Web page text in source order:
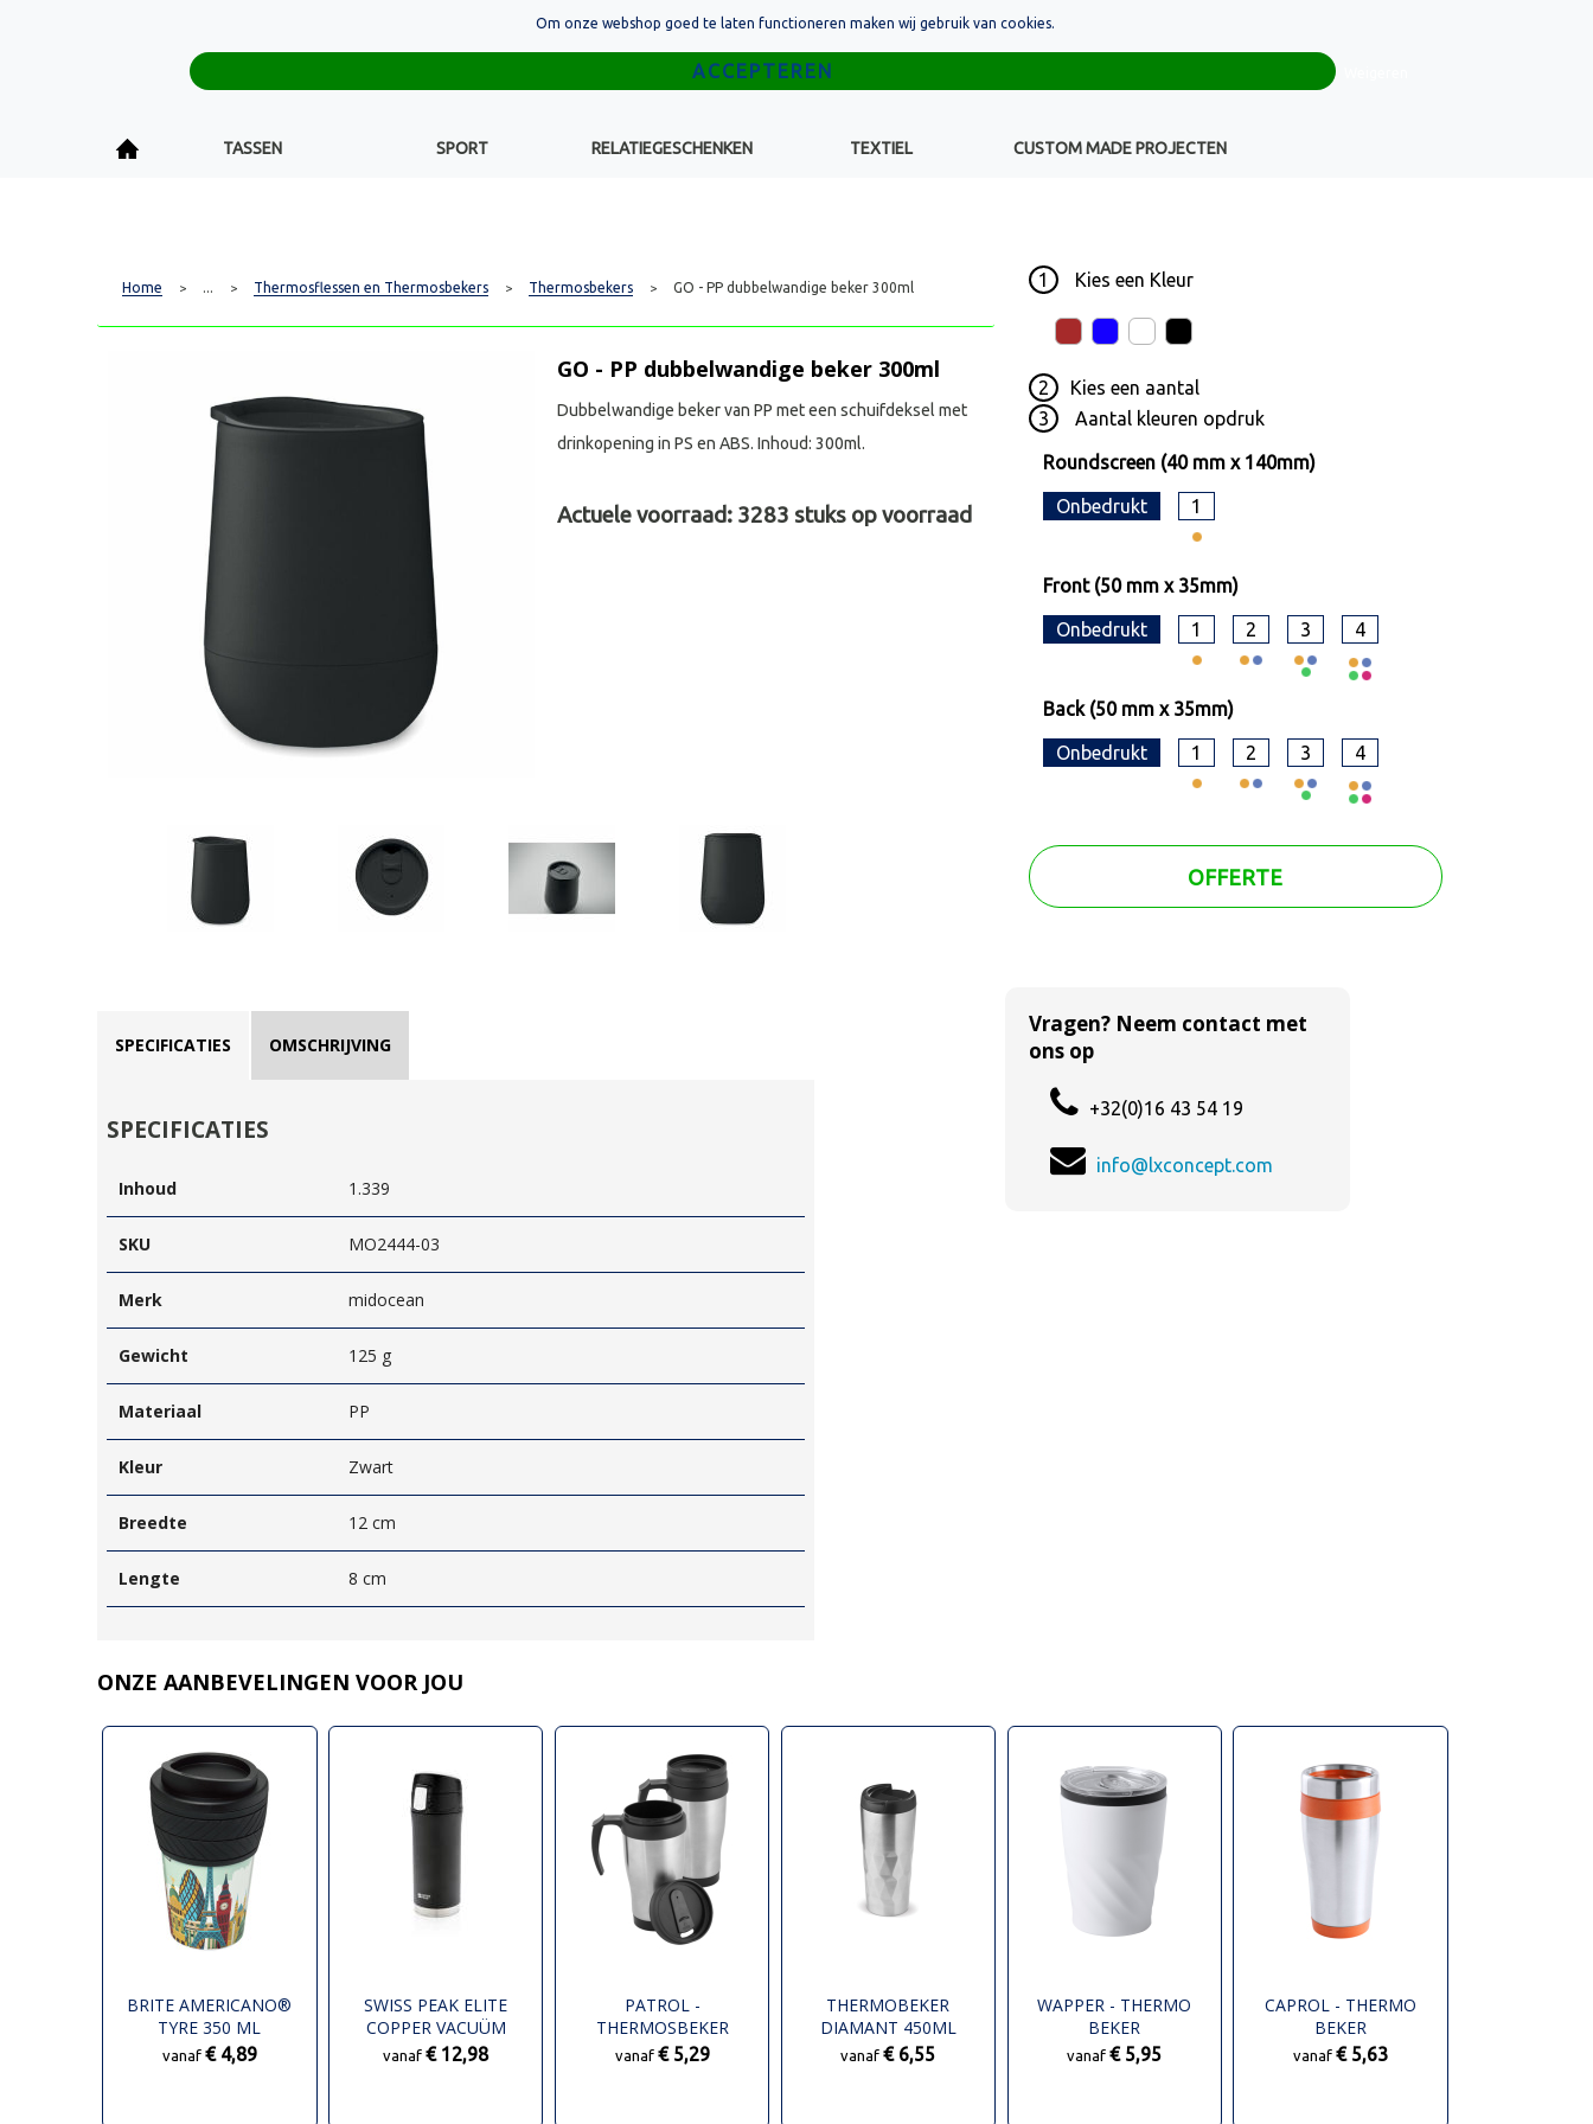
+32(0)16 43 54 19
TASSEN SPORT RELATIEGESCHENKEN TEXTIEL CUSTOM MADE PROJECTEN
Home > ... > Thermosflessen en Thermosbekers > Thermosbekers > GO - PP dubbelwandige beker 300ml 1 Kies een Kleur
2 Kies een aantal
3
Aantal kleuren opdruk
Roundscreen (40 mm x 140mm)
Onbedrukt 1
Front (50 mm x 35mm)
Onbedrukt 1 2 3 4
Back (50 mm x 35mm)
Onbedrukt 1 2 3 4
OFFERTE
GO - PP dubbelwandige beker 300ml
Dubbelwandige beker van PP met een schuifdeksel met
drinkopening in PS en ABS. Inhoud: 300ml.
Actuele voorraad: 3283 stuks op voorraad
SPECIFICATIES OMSCHRIJVING
SPECIFICATIES
Inhoud 1.339
SKU MO2444-03
Merk midocean
Gewicht 125 g
Materiaal PP
Kleur Zwart
Breedte 12 cm
Lengte 8 cm
Vragen? Neem contact met
ons op
+32(0)16 43 54 19
info@lxconcept.com
ONZE AANBEVELINGEN VOOR JOU
BRITE AMERICANO®
TYRE 350 ML
GEÏSOLEERDE BEKER
vanaf € 4,89
SWISS PEAK ELITE
COPPER VACUÜM
LEKVRIJE MOK
vanaf€ 12,98
PATROL -
THERMOSBEKER
vanaf € 5,29
THERMOBEKER
DIAMANT 450ML
vanaf€ 6,55
WAPPER - THERMO
BEKER
vanaf€ 5,95
CAPROL - THERMO
BEKER
vanaf€ 5,63
Om onze webshop goed te laten functioneren maken wij gebruik van cookies.